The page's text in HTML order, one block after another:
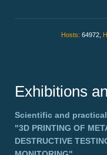
Hosts: 64972,
Exhibitions
Scientific and
"3D PRINTING OF
DESTRUCTIVE